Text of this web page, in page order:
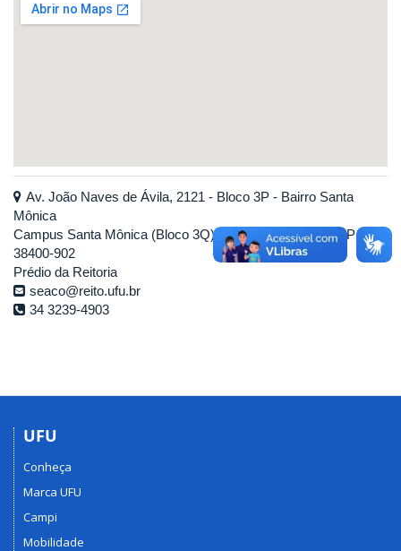
Av. João Naves de Ávila, 2121 - Bloco 3P - Bairro Santa
Mônica
Campus Santa Mônica (Bloco 3Q) - Uberlândia-MG - CEP
38400-902
Prédio da Reitoria
seaco@reito.ufu.br
34 3239-4903
UFU
Conheça
Marca UFU
Campi
Mobilidade